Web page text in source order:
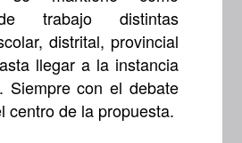
trabajo distintas
distrital, provincial
llegar a la instancia
Siempre con el debate
centro de la propuesta.